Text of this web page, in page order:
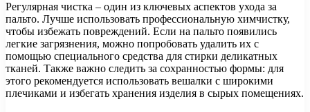
Регулярная чистка – один из ключевых аспектов ухода за
пальто. Лучше использовать профессиональную химчистку,
чтобы избежать повреждений. Если на пальто появились
легкие загрязнения, можно попробовать удалить их с
помощью специального средства для стирки деликатных
тканей. Также важно следить за сохранностью формы: для
этого рекомендуется использовать вешалки с широкими
плечиками и избегать хранения изделия в сырых помещениях.